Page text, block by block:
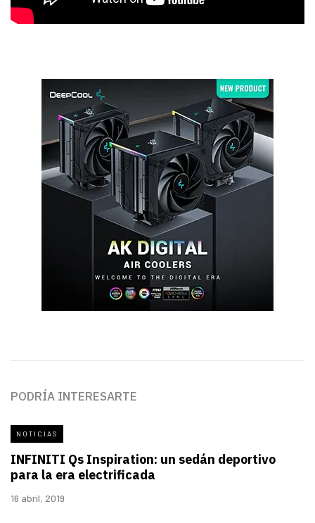
PODRÍA INTERESARTE
NOTICIAS
INFINITI Qs Inspiration: un sedán deportivo
para la era electrificada
16 abril, 2019